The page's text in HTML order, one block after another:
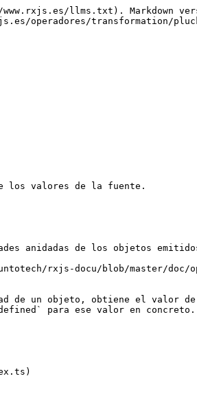
llms.txt). Markdown
operadores/transformation/
los valores de la fuente.
anidadas de los objetos
rxjs-docu/blob/master/doc/
de un objeto, obtiene el valor
para ese valor en concreto.